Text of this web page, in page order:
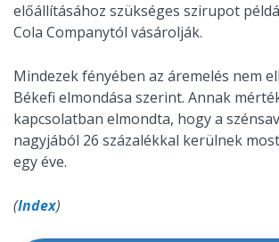
előállításához szükséges szirupot
Cola Companytól vásárolják.
Mindezek fényében az áremelés nem
Békefi elmondása szerint. Annak
kapcsolatban elmondta, hogy a
nagyjából 26 százalékkal kerülnek
egy éve.
(Index)